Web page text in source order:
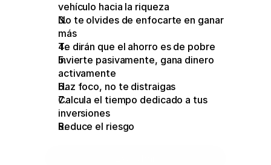
vehículo hacia la riqueza
No te olvides de enfocarte en ganar
más
Te dirán que el ahorro es de pobre
Invierte pasivamente, gana dinero
activamente
Haz foco, no te distraigas
Calcula el tiempo dedicado a tus
inversiones
Reduce el riesgo